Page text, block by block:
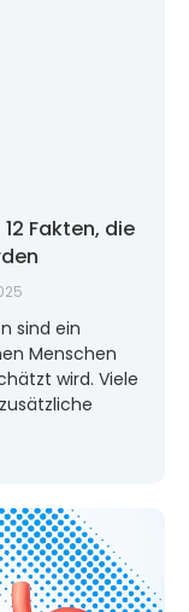
Fakten, die
sind ein
Menschen
wird. Viele